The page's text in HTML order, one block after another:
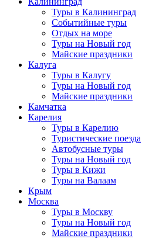
Туры в Калининград
Событийные туры
Отдых на море
Туры на Новый год
Майские праздники
Калуга
Туры в Калугу
Туры на Новый год
Майские праздники
Камчатка
Карелия
Туры в Карелию
Туристические поезда
Автобусные туры
Туры на Новый год
Туры в Кижи
Туры на Валаам
Крым
Москва
Туры в Москву
Туры на Новый год
Майские праздники